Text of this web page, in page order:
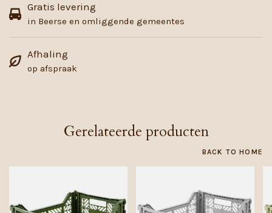
Gratis levering
in Beerse en omliggende gemeentes
Afhaling
op afspraak
Gerelateerde producten
BACK TO HOME